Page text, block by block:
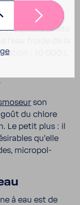
cartouche de
comme les
tous les robi­nets
: 10 000 L
son
du chlore
Le petit plus : il
qu’elle
micro­pol­
à eau est de